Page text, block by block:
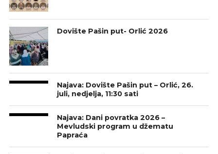
Dovište Pašin put- Orlić 2026
Najava: Dovište Pašin put – Orlić, 26.
juli, nedjelja, 11:30 sati
Najava: Dani povratka 2026 –
Mevludski program u džematu
Papraća